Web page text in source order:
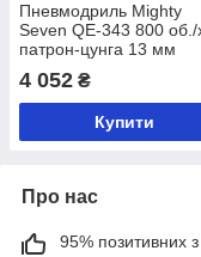
Пневмодриль Mighty
Seven QE-343 800 об./
патрон-цунга 13 мм
4 052 ₴
Купити
Про нас
95% позитивних з